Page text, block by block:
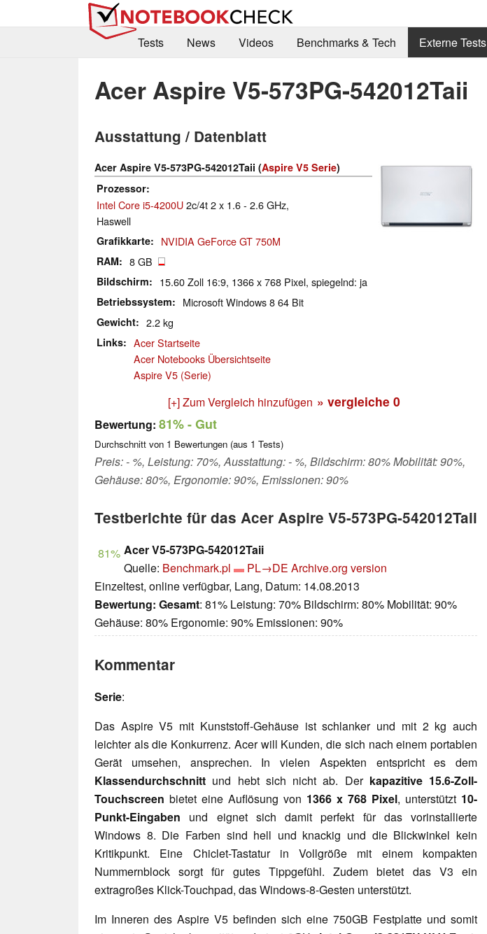
Tests
News Videos Benchmarks & Tech Externe Tests
Acer Aspire V5-573PG-542012Taii
Ausstattung / Datenblatt
Acer Aspire V5-573PG-542012Taii (Aspire V5 Serie)
Prozessor
Intel Core i5-4200U2c/4t 2 x 1.6 - 2.6 GHz,
Haswell
Grafikkarte NVIDIA GeForce GT 750M
RAM 8 GB
Bildschirm 15.60 Zoll 16:9, 1366 x 768 Pixel, spiegelnd: ja
Betriebssystem Microsoft Windows 8 64 Bit
Gewicht 2.2 kg
Links
Acer Startseite
Acer Notebooks Übersichtseite
Aspire V5 (Serie)
[+] Zum Vergleich hinzufügen » vergleiche 0
Bewertung: 81%- Gut
Durchschnitt von 1 Bewertungen (aus 1 Tests)
Preis: - %, Leistung: 70%, Ausstattung: - %, Bildschirm: 80% Mobilität: 90%,
Gehäuse: 80%, Ergonomie: 90%, Emissionen: 90%
Testberichte für das Acer Aspire V5-573PG-542012Taii
81% Acer V5-573PG-542012Taii
Quelle: Benchmark.pl PL→DE Archive.org version
Einzeltest, online verfügbar, Lang, Datum: 14.08.2013
Bewertung: Gesamt: 81% Leistung: 70% Bildschirm: 80% Mobilität: 90%
Gehäuse: 80% Ergonomie: 90% Emissionen: 90%
Kommentar
Serie:
Das Aspire V5 mit Kunststoff-Gehäuse ist schlanker und mit 2 kg auch
leichter als die Konkurrenz. Acer will Kunden, die sich nach einem portablen
Gerät umsehen, ansprechen. In vielen Aspekten entspricht es dem
Klassendurchschnitt und hebt sich nicht ab. Der kapazitive 15.6-Zoll-
Touchscreen bietet eine Auflösung von 1366 x 768 Pixel, unterstützt 10-
Punkt-Eingaben und eignet sich damit perfekt für das vorinstallierte
Windows 8. Die Farben sind hell und knackig und die Blickwinkel kein
Kritikpunkt. Eine Chiclet-Tastatur in Vollgröße mit einem kompakten
Nummernblock sorgt für gutes Tippgefühl. Zudem bietet das V3 ein
extragroßes Klick-Touchpad, das Windows-8-Gesten unterstützt.
Im Inneren des Aspire V5 befinden sich eine 750GB Festplatte und somit